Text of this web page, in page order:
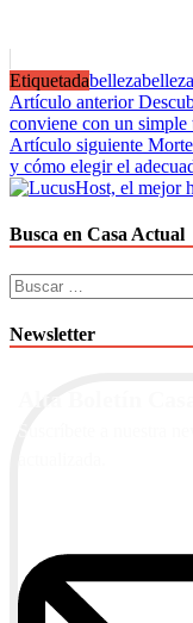
Etiquetadabelleza
Navegación
de
entradas
Artículo anterior
conviene con un simple
Artículo siguiente
y cómo elegir el
Busca en Casa Actual
Buscar:
Newsletter